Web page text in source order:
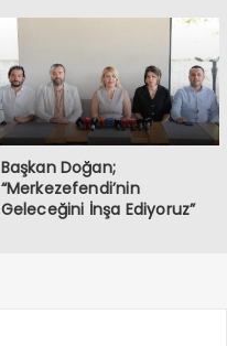
Başkan Doğan;
“Merkezefendi’nin
Geleceğini İnşa Ediyoruz”